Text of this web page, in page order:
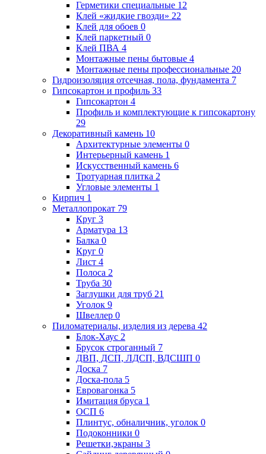
Герметики специальные 12
Клей «жидкие гвозди» 22
Клей для обоев 0
Клей паркетный 0
Клей ПВА 4
Монтажные пены бытовые 4
Монтажные пены профессиональные 20
Гидроизоляция отсечная, пола, фундамента 7
Гипсокартон и профиль 33
Гипсокартон 4
Профиль и комплектующие к гипсокартону
29
Декоративный камень 10
Архитектурные элементы 0
Интерьерный камень 1
Искусственный камень 6
Тротуарная плитка 2
Угловые элементы 1
Кирпич 1
Металлопрокат 79
Круг 3
Арматура 13
Балка 0
Круг 0
Лист 4
Полоса 2
Труба 30
Заглушки для труб 21
Уголок 9
Швеллер 0
Пиломатериалы, изделия из дерева 42
Блок-Хаус 2
Брусок строганный 7
ДВП, ДСП, ЛДСП, ВДСШП 0
Доска 7
Доска-пола 5
Евровагонка 5
Имитация бруса 1
ОСП 6
Плинтус, обналичник, уголок 0
Подоконники 0
Решетки,экраны 3